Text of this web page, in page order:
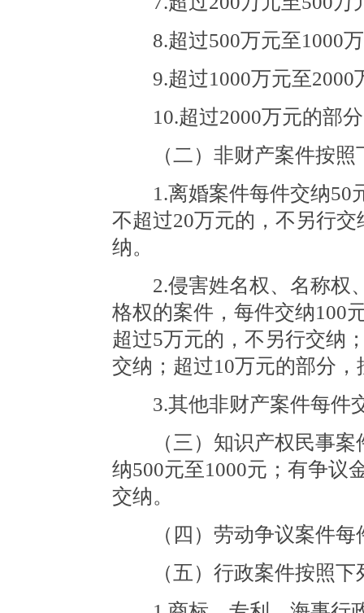
8.超过500万元至1000万
9.超过1000万元至2000
10.超过2000万元的部分
（二）非财产案件按照
1.离婚案件每件交纳50
不超过20万元的，不另行
纳。
2.侵害姓名权、名称权
格权的案件，每件交纳100
超过5万元的，不另行交纳
交纳；超过10万元的部分，
3.其他非财产案件每件
（三）知识产权民事案
纳500元至1000元；有争议
交纳。
（四）劳动争议案件每
（五）行政案件按照下